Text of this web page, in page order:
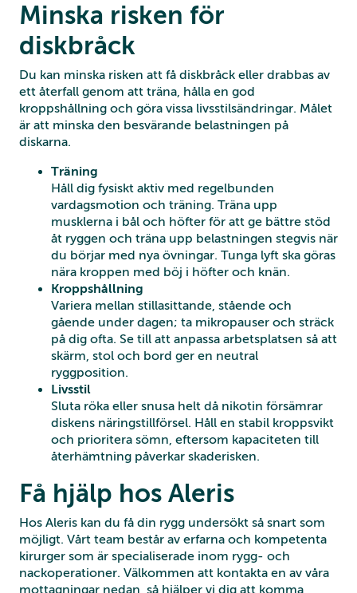
Minska risken för
diskbråck
Du kan minska risken att få diskbråck eller drabbas av
ett återfall genom att träna, hålla en god
kroppshållning och göra vissa livsstilsändringar. Målet
är att minska den besvärande belastningen på
diskarna.
Träning
Håll dig fysiskt aktiv med regelbunden
vardagsmotion och träning. Träna upp
musklerna i bål och höfter för att ge bättre stöd
åt ryggen och träna upp belastningen stegvis när
du börjar med nya övningar. Tunga lyft ska göras
nära kroppen med böj i höfter och knän.
Kroppshållning
Variera mellan stillasittande, stående och
gående under dagen; ta mikropauser och sträck
på dig ofta. Se till att anpassa arbetsplatsen så att
skärm, stol och bord ger en neutral
ryggposition.
Livsstil
Sluta röka eller snusa helt då nikotin försämrar
diskens näringstillförsel. Håll en stabil kroppsvikt
och prioritera sömn, eftersom kapaciteten till
återhämtning påverkar skaderisken.
Få hjälp hos Aleris
Hos Aleris kan du få din rygg undersökt så snart som
möjligt. Vårt team består av erfarna och kompetenta
kirurger som är specialiserade inom rygg- och
nackoperationer. Välkommen att kontakta en av våra